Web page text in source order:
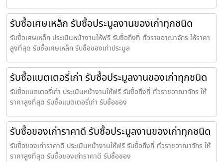
รับซื้อเศษเหล็ก รับซื้อประมูลงานของเก่าทุกชนิด
รับซื้อเศษเหล็ก ประเมินหน้างานให้ฟรี รับซื้อถึงที่ ทั่วราชอาณาจักร ให้ราคา
สูงที่สุด รับซื้อเศษเหล็ก รับซื้อของเก่าประมูล
รับซื้อแบตเตอรี่เก่า รับซื้อประมูลงานของเก่าทุกชนิด
รับซื้อแบตเตอรี่เก่า ประเมินหน้างานให้ฟรี รับซื้อถึงที่ ทั่วราชอาณาจักร ให้
ราคาสูงที่สุด รับซื้อแบตเตอรี่เก่า รับซื้อของ
รับซื้อของเก่าราคาดี รับซื้อประมูลงานของเก่าทุกชนิด
รับซื้อของเก่าราคาดี ประเมินหน้างานให้ฟรี รับซื้อถึงที่ ทั่วราชอาณาจักร ให้
ราคาสูงที่สุด รับซื้อของเก่าราคาดี รับซื้อของ